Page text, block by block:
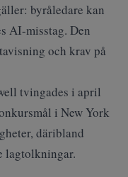
byråledare kan
AI-misstag. Den
och krav på
tvingades i april
i New York
däribland
lagtolkningar.